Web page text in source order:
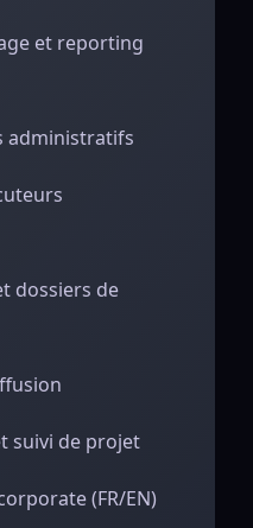
et reporting
administratifs
dossiers de
suivi de projet
(FR/EN)